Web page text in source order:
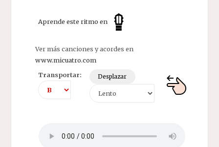
Aprende este ritmo en
Ver más canciones y acordes en
www.micuatro.com
Transportar:
Desplazar